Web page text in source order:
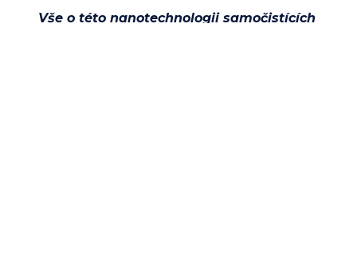
Vše o této nanotechnologii samočistících